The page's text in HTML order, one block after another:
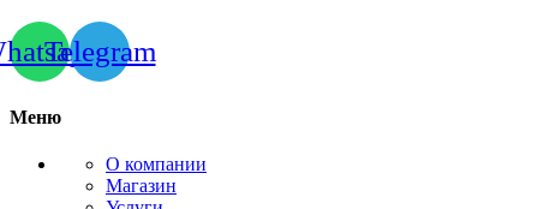
Telegram
Меню
О компании
Магазин